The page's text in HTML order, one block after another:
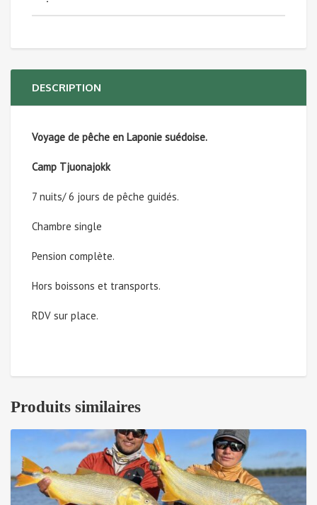
SUÈDE
-
Du
4
au
DESCRIPTION
Voyage de pêche en Laponie suédoise.
Camp Tjuonajokk
7 nuits/ 6 jours de pêche guidés.
Chambre single
Pension complète.
Hors boissons et transports.
RDV sur place.
Produits similaires